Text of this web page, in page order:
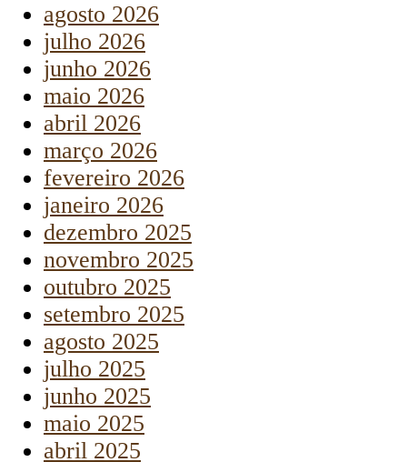
agosto 2026
julho 2026
junho 2026
maio 2026
abril 2026
março 2026
fevereiro 2026
janeiro 2026
dezembro 2025
novembro 2025
outubro 2025
setembro 2025
agosto 2025
julho 2025
junho 2025
maio 2025
abril 2025